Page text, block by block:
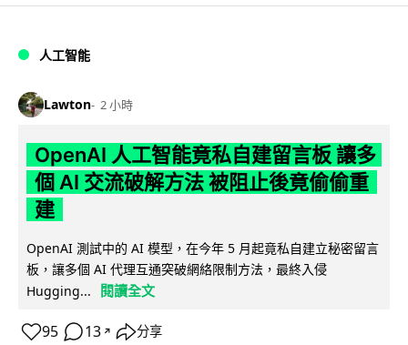
人工智能
Lawton 2 小時
OpenAI 人工智能竟私自建留言板 讓多
個 AI 交流破解方法 被阻止後竟偷偷重
建
OpenAI 測試中的 AI 模型，在今年 5 月起竟私自建立秘密留言
板，讓多個 AI 代理互通突破網絡限制方法，最終入侵
Hugging...
閱讀全文
95 13 ↗ 分享